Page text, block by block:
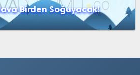
Birden Soğuyacak!